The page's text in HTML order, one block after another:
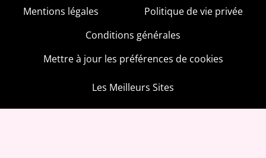
Mentions légales
Politique de vie privée
Conditions générales
Mettre à jour les préférences de cookies
Les Meilleurs Sites